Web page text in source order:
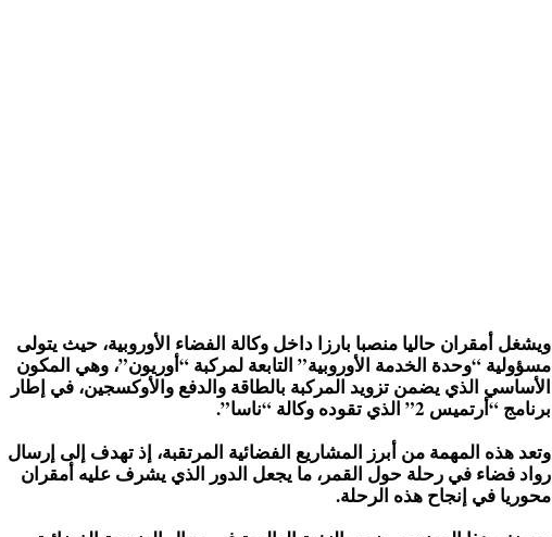
ويشغل أمقران حاليا منصبا بارزا داخل وكالة الفضاء الأوروبية، حيث يتولى
مسؤولية “وحدة الخدمة الأوروبية” التابعة لمركبة “أوريون”، وهي المكون
الأساسي الذي يضمن تزويد المركبة بالطاقة والدفع والأوكسجين، في إطار
برنامج “أرتميس 2” الذي تقوده وكالة “ناسا”.
وتعد هذه المهمة من أبرز المشاريع الفضائية المرتقبة، إذ تهدف إلى إرسال
رواد فضاء في رحلة حول القمر، ما يجعل الدور الذي يشرف عليه أمقران
محوريا في إنجاح هذه الرحلة.